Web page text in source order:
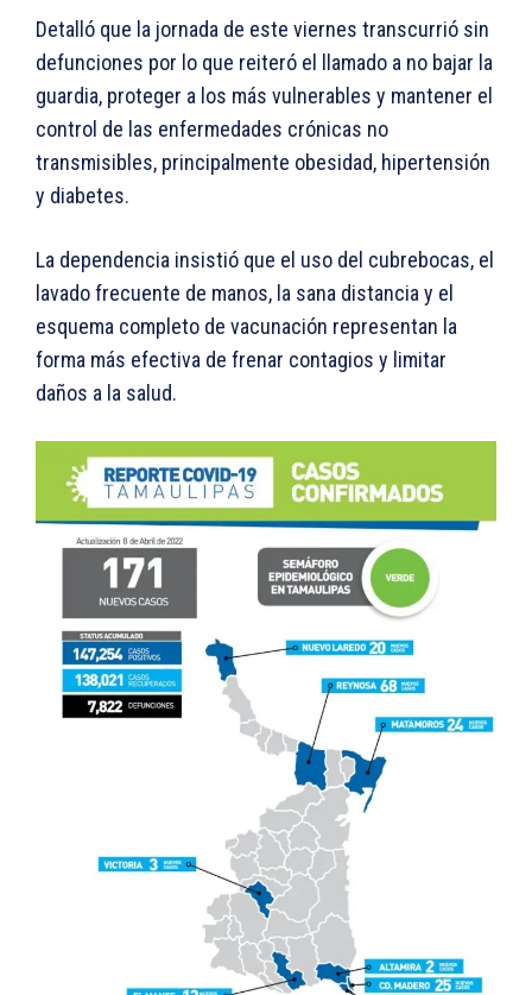
Detalló que la jornada de este viernes transcurrió sin
defunciones por lo que reiteró el llamado a no bajar la
guardia, proteger a los más vulnerables y mantener el
control de las enfermedades crónicas no
transmisibles, principalmente obesidad, hipertensión
y diabetes.
La dependencia insistió que el uso del cubrebocas, el
lavado frecuente de manos, la sana distancia y el
esquema completo de vacunación representan la
forma más efectiva de frenar contagios y limitar
daños a la salud.